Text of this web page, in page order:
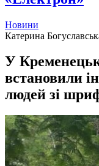
Новини
Катерина
У
встановили
людей зі